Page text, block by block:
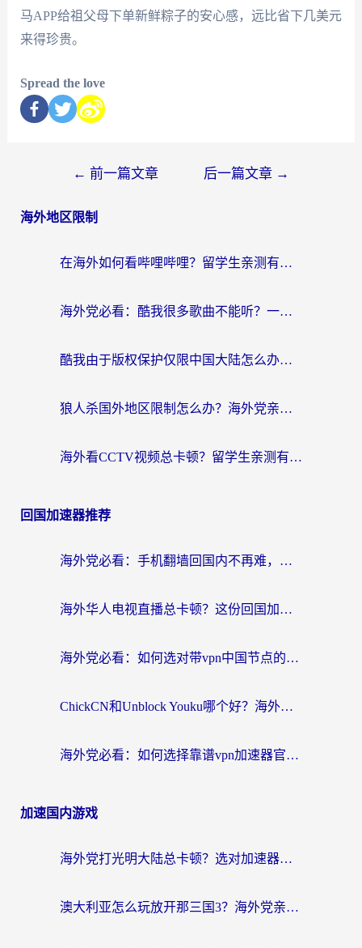
马APP给祖父母下单新鲜粽子的安心感，远比省下几美元
来得珍贵。
Spread the love
← 前一篇文章 后一篇文章 →
海外地区限制
在海外如何看哔哩哔哩？留学生亲测有效的回国加速指南
海外党必看：酷我很多歌曲不能听？一招解决优酷版权限制+B站地域问题！
酷我由于版权保护仅限中国大陆怎么办？海外党亲测有效的解锁指南
狼人杀国外地区限制怎么办？海外党亲测有效的全场景回国加速指南
海外看CCTV视频总卡顿？留学生亲测有效的回国加速器选择指南
回国加速器推荐
海外党必看：手机翻墙回国内不再难，一篇搞定无缝访问国内资源指南
海外华人电视直播总卡顿？这份回国加速器选择指南帮你无缝看国内资源
海外党必看：如何选对带vpn中国节点的加速器？无缝访问国内资源全攻略
ChickCN和Unblock Youku哪个好？海外党亲测4款热门回国加速器，附避坑指南
海外党必看：如何选择靠谱vpn加速器官网？轻松解决国内APP地区限制
加速国内游戏
海外党打光明大陆总卡顿？选对加速器才是关键！（附亲测好用的推荐）
澳大利亚怎么玩放开那三国3？海外党亲测有效的国服游戏加速指南